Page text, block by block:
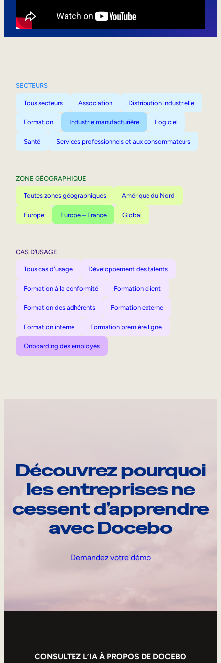
SECTEURS
Tous secteurs Association Distribution industrielle
Formation Industrie manufacturière Logiciel
Santé Services professionnels et aux consommateurs
ZONE GÉOGRAPHIQUE
Toutes zones géographiques Amérique du Nord
Europe Europe – France Global
CAS D’USAGE
Tous cas d'usage Développement des talents
Formation à la conformité Formation client
Formation des adhérents Formation externe
Formation interne Formation première ligne
Onboarding des employés
Découvrez pourquoi
les entreprises ne
cessent d’apprendre
avec Docebo
Demandez votre démo
CONSULTEZ L’IA À PROPOS DE DOCEBO